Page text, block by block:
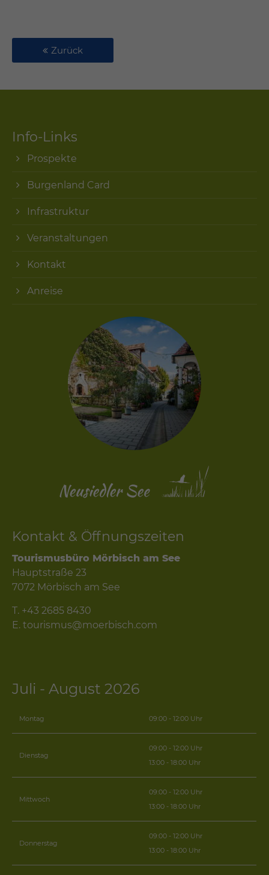
Zurück
Info-Links
Prospekte
Burgenland Card
Infrastruktur
Veranstaltungen
Kontakt
Anreise
Kontakt & Öffnungszeiten
Tourismusbüro Mörbisch am See
Hauptstraße 23
7072 Mörbisch am See
T. +43 2685 8430
E. tourismus@moerbisch.com
Juli - August 2026
Montag 09:00 - 12:00 Uhr
Dienstag
09:00 - 12:00 Uhr
13:00 - 18:00 Uhr
Mittwoch
09:00 - 12:00 Uhr
13:00 - 18:00 Uhr
Donnerstag
09:00 - 12:00 Uhr
13:00 - 18:00 Uhr